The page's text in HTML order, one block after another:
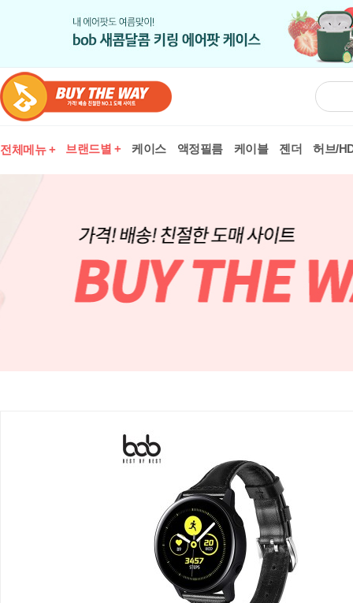
전체메뉴 + 브랜드별 + 케이스 액정필름 케이블 젠더 허브/